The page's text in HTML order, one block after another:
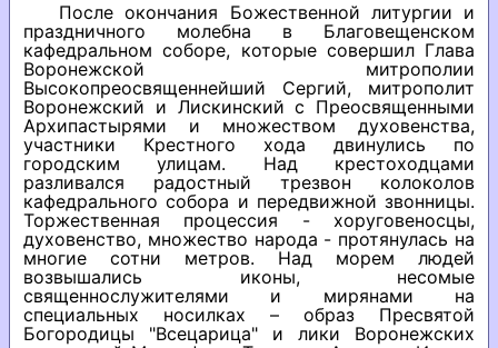
После окончания Божественной литургии и
праздничного молебна в Благовещенском
кафедральном соборе, которые совершил Глава
Воронежской митрополии
Высокопреосвященнейший Сергий, митрополит
Воронежский и Лискинский с Преосвященными
Архипастырями и множеством духовенства,
участники Крестного хода двинулись по
городским улицам. Над крестоходцами
разливался радостный трезвон колоколов
кафедрального собора и передвижной звонницы.
Торжественная процессия - хоруговеносцы,
духовенство, множество народа - протянулась на
многие сотни метров. Над морем людей
возвышались иконы, несомые
священнослужителями и мирянами на
специальных носилках – образ Пресвятой
Богородицы "Всецарица" и лики Воронежских